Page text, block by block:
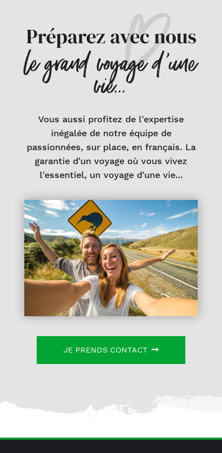
Préparez avec nous
le grand voyage d'une
vie...
Vous aussi profitez de l'expertise
inégalée de notre équipe de
passionnées, sur place, en français. La
garantie d'un voyage où vous vivez
l'essentiel, un voyage d'une vie...
JE PRENDS CONTACT